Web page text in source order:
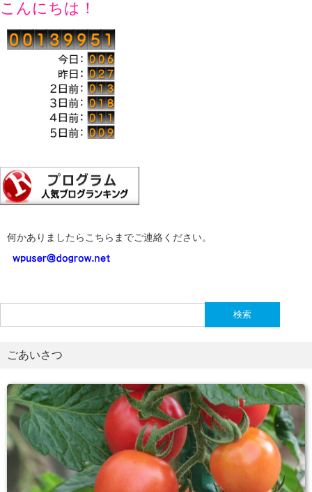
こんにちは！
何かありましたらこちらまでご連絡ください。
索:
ごあいさつ